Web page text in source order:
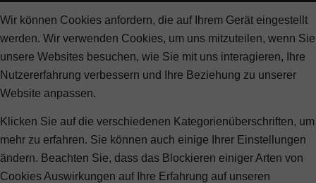
Wir können Cookies anfordern, die auf Ihrem Gerät eingestellt
werden. Wir verwenden Cookies, um uns mitzuteilen, wenn Sie
unsere Websites besuchen, wie Sie mit uns interagieren, Ihre
Nutzererfahrung verbessern und Ihre Beziehung zu unserer
Website anpassen.
Klicken Sie auf die verschiedenen Kategorienüberschriften, um
mehr zu erfahren. Sie können auch einige Ihrer Einstellungen
ändern. Beachten Sie, dass das Blockieren einiger Arten von
Cookies Auswirkungen auf Ihre Erfahrung auf unseren